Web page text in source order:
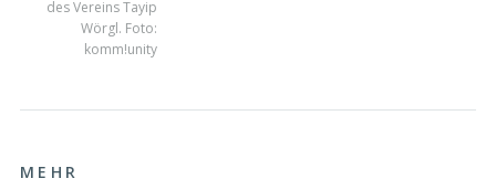
des Vereins Tayip
Wörgl. Foto:
komm!unity
MEHR